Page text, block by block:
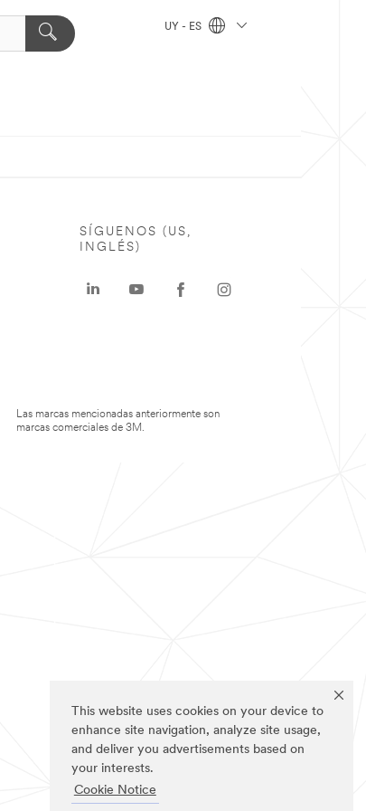
This website uses cookies on your device to
enhance site navigation, analyze site usage,
and deliver you advertisements based on
your interests.
Cookie Notice
UY - ES
SÍGUENOS (US,
INGLÉS)
Las marcas mencionadas anteriormente son
marcas comerciales de 3M.